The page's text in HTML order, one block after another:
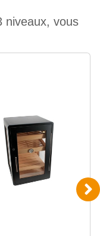
niveaux, vous